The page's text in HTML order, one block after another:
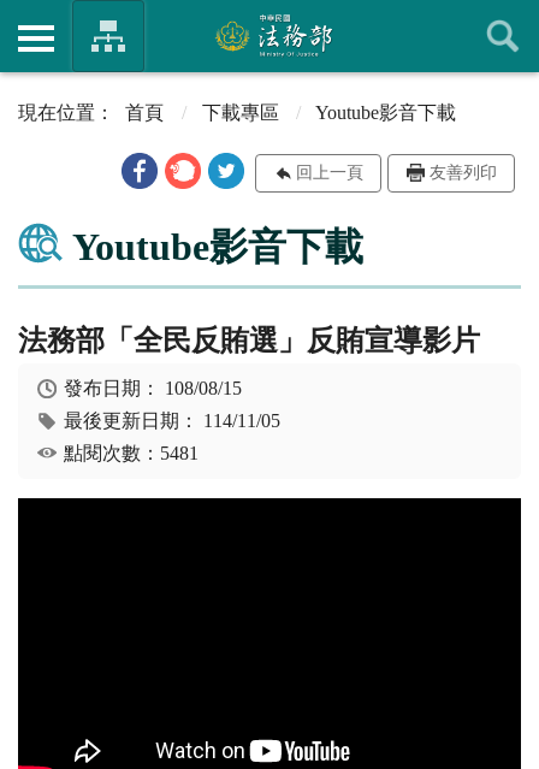
首頁 下載專區 Youtube影音下載
回上一頁 友善列印
Youtube影音下載
法務部「全民反賄選」反賄宣導影片
發布日期： 108/08/15
最後更新日期： 114/11/05
點閱次數：5481